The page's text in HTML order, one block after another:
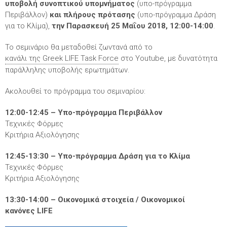
υποβολή συνοπτικού υπομνήματος (υπο-πρόγραμμα
Περιβάλλον) και πλήρους πρότασης (υπο-πρόγραμμα Δράση
για το Κλίμα), την Παρασκευή 25 Μαΐου 2018, 12:00-14:00.
Το σεμινάριο θα μεταδοθεί ζωντανά από το
κανάλι της Greek LIFE Task Force στο Youtube, με δυνατότητα
παράλληλης υποβολής ερωτημάτων.
Ακολουθεί το πρόγραμμα του σεμιναρίου:
12:00-12:45 – Υπο-πρόγραμμα Περιβάλλον
Τεχνικές Φόρμες
Κριτήρια Αξιολόγησης
12:45-13:30 – Υπο-πρόγραμμα Δράση για το Κλίμα
Τεχνικές Φόρμες
Κριτήρια Αξιολόγησης
13:30-14:00 – Οικονομικά στοιχεία / Οικονομικοί
κανόνες LIFE